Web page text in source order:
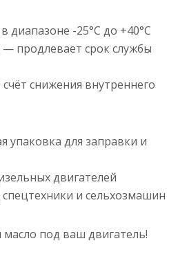
диапазоне -25°C до +40°C
продлевает срок службы
снижения внутреннего
упаковка для заправки и
двигателей
и сельхозмашин
под ваш двигатель!